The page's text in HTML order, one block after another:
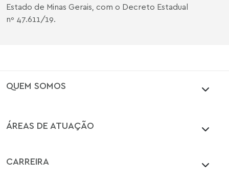
Estado de Minas Gerais, com o Decreto Estadual
nº 47.611/19.
QUEM SOMOS
ÁREAS DE ATUAÇÃO
CARREIRA